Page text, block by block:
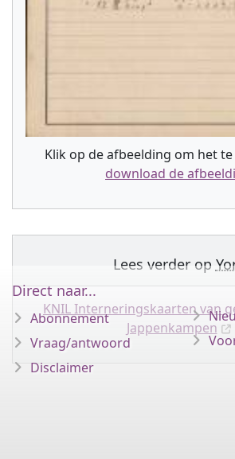
Klik op de afbeelding om het
download de
Lees verder op
KNIL Interneringskaarten van
Jappenkampen
Direct naar...
Abonnement
Vraag/antwoord
Disclaimer